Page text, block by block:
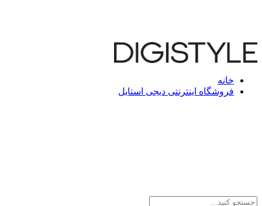
خانه
فروشگاه اینترنتی دیجی استایل